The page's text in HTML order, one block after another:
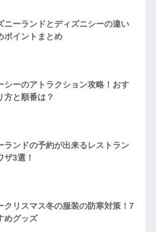
ニーランドとディズニシーの違い
ポイントまとめ
シーのアトラクション攻略！おす
方と順番は？
ランドの予約が出来るレストラン
ザ3選！
クリスマス冬の服装の防寒対策！7
めグッズ